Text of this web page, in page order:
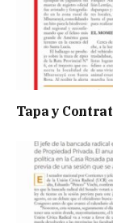
Tapa y